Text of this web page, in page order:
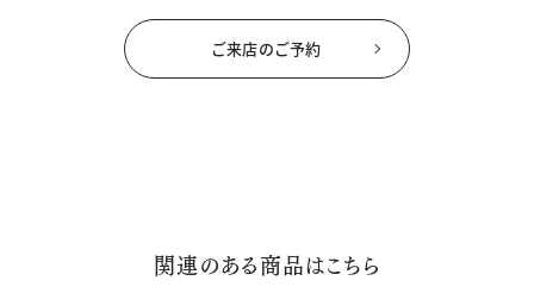
ご来店のご予約
関連のある商品はこちら